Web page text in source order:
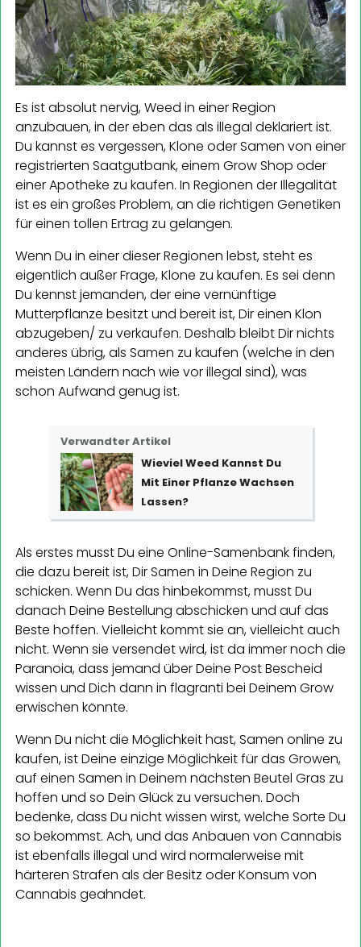
Es ist absolut nervig, Weed in einer Region
anzubauen, in der eben das als illegal deklariert ist.
Du kannst es vergessen, Klone oder Samen von einer
registrierten Saatgutbank, einem Grow Shop oder
einer Apotheke zu kaufen. In Regionen der Illegalität
ist es ein großes Problem, an die richtigen Genetiken
für einen tollen Ertrag zu gelangen.
Wenn Du in einer dieser Regionen lebst, steht es
eigentlich außer Frage, Klone zu kaufen. Es sei denn
Du kennst jemanden, der eine vernünftige
Mutterpflanze besitzt und bereit ist, Dir einen Klon
abzugeben/ zu verkaufen. Deshalb bleibt Dir nichts
anderes übrig, als Samen zu kaufen (welche in den
meisten Ländern nach wie vor illegal sind), was
schon Aufwand genug ist.
Verwandter Artikel
Wieviel Weed Kannst Du
Mit Einer Pflanze Wachsen
Lassen?
Als erstes musst Du eine Online-Samenbank finden,
die dazu bereit ist, Dir Samen in Deine Region zu
schicken. Wenn Du das hinbekommst, musst Du
danach Deine Bestellung abschicken und auf das
Beste hoffen. Vielleicht kommt sie an, vielleicht auch
nicht. Wenn sie versendet wird, ist da immer noch die
Paranoia, dass jemand über Deine Post Bescheid
wissen und Dich dann in flagranti bei Deinem Grow
erwischen könnte.
Wenn Du nicht die Möglichkeit hast, Samen online zu
kaufen, ist Deine einzige Möglichkeit für das Growen,
auf einen Samen in Deinem nächsten Beutel Gras zu
hoffen und so Dein Glück zu versuchen. Doch
bedenke, dass Du nicht wissen wirst, welche Sorte Du
so bekommst. Ach, und das Anbauen von Cannabis
ist ebenfalls illegal und wird normalerweise mit
härteren Strafen als der Besitz oder Konsum von
Cannabis geahndet.